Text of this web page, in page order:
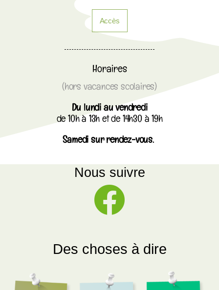
Accès
Horaires
(hors vacances scolaires)
Du lundi au vendredi
de 10h à 13h et de 14h30 à 19h
Samedi sur rendez-vous.
Nous suivre
Des choses à dire